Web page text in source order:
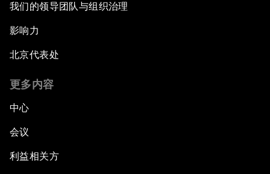
我们的领导团队与组织治理
影响力
北京代表处
更多内容
中心
会议
利益相关方